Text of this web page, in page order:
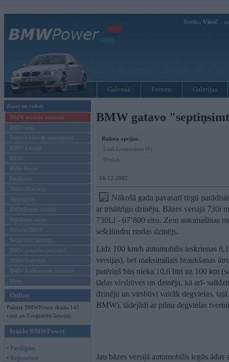
Sveiks, Viesi!
Galvenā Forums Galerijas
Ziņas un raksti
BMW modeļu jaunumi
BMW testi
Tehnoloģijas & sasniegumi
BMW Latvijā
MINI
Rolls-Royce
Pasākumi
Vadāmības tests
Autosports
BMWPower aktuāli
Reklāmas raksti
Mēneša BMW
Sērijveida tūnings
BMW pasaules jaunumi
BMW koncepti
BMW konkurentu jaunumi
Moto
Online
Pašreiz BMWPower skatās 145
viesi un 5 reģistrēti lietotāji.
Ienākt BMWPower
• Pieslēgties
• Reģistrēties
BMW gatavo
Raksta opcijas
Lasīt komentārus (9)
Drukāt
18-12-2002
Nākošā gada pavasarī tirgū
ar trīslitrīgu dzinēju. Bāzes versijā 730i
730Li - 67’800 eiro. Zem automašīnas
sešcilindru rindas dzinējs.
Līdz 100 km/h automobilis ieskrienas
versijas), bet maksimālais braukšanas
patēriņš būs nieka 10,6 litri uz 100 km
tādas virsbūves un dzinēja, kā arī-
dzinēju un virsbūvi vairāk degvielas,
BMW), tādejādi ar pilnu degvielas
Jau bāzes versijā automobilis iegūs